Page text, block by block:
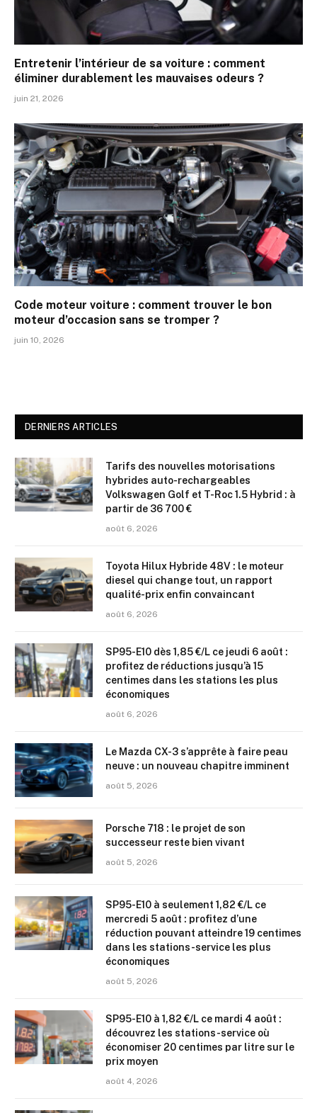
Entretenir l’intérieur de sa voiture : comment
éliminer durablement les mauvaises odeurs ?
juin 21, 2026
Code moteur voiture : comment trouver le bon
moteur d’occasion sans se tromper ?
juin 10, 2026
DERNIERS ARTICLES
Tarifs des nouvelles motorisations
hybrides auto-rechargeables
Volkswagen Golf et T-Roc 1.5 Hybrid : à
partir de 36 700 €
août 6, 2026
Toyota Hilux Hybride 48V : le moteur
diesel qui change tout, un rapport
qualité-prix enfin convaincant
août 6, 2026
SP95-E10 dès 1,85 €/L ce jeudi 6 août :
profitez de réductions jusqu’à 15
centimes dans les stations les plus
économiques
août 6, 2026
Le Mazda CX-3 s’apprête à faire peau
neuve : un nouveau chapitre imminent
août 5, 2026
Porsche 718 : le projet de son
successeur reste bien vivant
août 5, 2026
SP95-E10 à seulement 1,82 €/L ce
mercredi 5 août : profitez d’une
réduction pouvant atteindre 19 centimes
dans les stations-service les plus
économiques
août 5, 2026
SP95-E10 à 1,82 €/L ce mardi 4 août :
découvrez les stations-service où
économiser 20 centimes par litre sur le
prix moyen
août 4, 2026